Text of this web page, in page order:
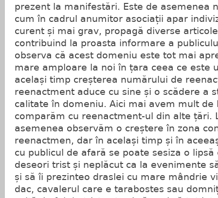
prezent la manifestări. Este de asemenea
cum în cadrul anumitor asociații apar
curent și mai grav, propagă diverse
contribuind la proasta informare a
observa că acest domeniu este tot mai
mare amploare la noi în țara ceea ce este
același timp creșterea numărului de
reenactment aduce cu sine și o scădere a
calitate în domeniu. Aici mai avem mult de
comparăm cu reenactment-ul din alte țări.
asemenea observăm o creștere în zona
reenactmen, dar în același timp și în
cu publicul de afară se poate sesiza o lipsă
deseori trist și neplăcut ca la evenimente
și să îi prezinteo draslei cu mare mândrie
dac, cavalerul care e tarabostes sau